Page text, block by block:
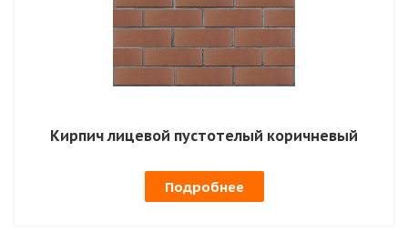
Кирпич лицевой пустотелый коричневый
Подробнее